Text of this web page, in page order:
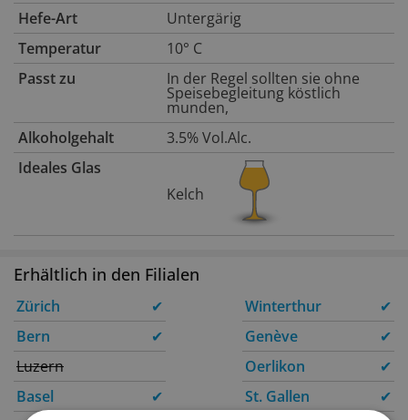
Hefe-Art
Untergärig
Temperatur
10° C
Passt zu
In der Regel sollten sie ohne
Speisebegleitung köstlich
munden,
Alkoholgehalt
3.5% Vol.Alc.
Ideales Glas
Kelch
Erhältlich in den Filialen
Zürich
✔
Bern
✔
Luzern
Basel
✔
Winterthur
✔
Genève
✔
Oerlikon
✔
St. Gallen
✔